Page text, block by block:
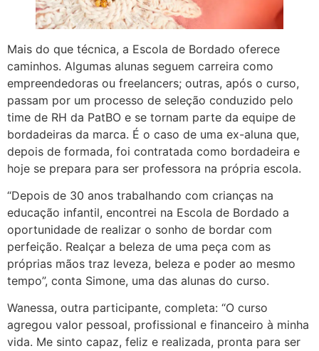
Mais do que técnica, a Escola de Bordado oferece
caminhos. Algumas alunas seguem carreira como
empreendedoras ou freelancers; outras, após o curso,
passam por um processo de seleção conduzido pelo
time de RH da PatBO e se tornam parte da equipe de
bordadeiras da marca. É o caso de uma ex-aluna que,
depois de formada, foi contratada como bordadeira e
hoje se prepara para ser professora na própria escola.
“Depois de 30 anos trabalhando com crianças na
educação infantil, encontrei na Escola de Bordado a
oportunidade de realizar o sonho de bordar com
perfeição. Realçar a beleza de uma peça com as
próprias mãos traz leveza, beleza e poder ao mesmo
tempo”, conta Simone, uma das alunas do curso.
Wanessa, outra participante, completa: “O curso
agregou valor pessoal, profissional e financeiro à minha
vida. Me sinto capaz, feliz e realizada, pronta para ser